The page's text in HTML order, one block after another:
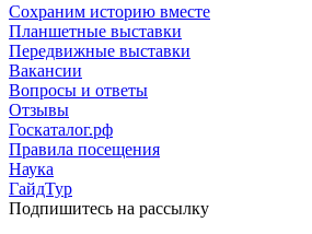
Сохраним историю вместе
Планшетные выставки
Передвижные выставки
Вакансии
Вопросы и ответы
Отзывы
Госкаталог.рф
Правила посещения
Наука
ГайдТур
Подпишитесь на рассылку